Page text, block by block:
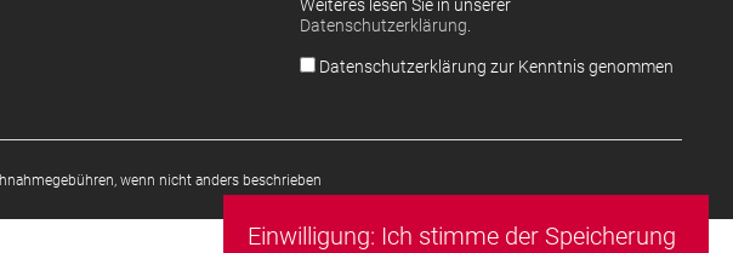
Weiteres lesen Sie in unserer
Datenschutzerklärung.
Datenschutzerklärung zur Kenntnis genommen
wenn nicht anders beschrieben
Einwilligung: Ich stimme der Speicherung